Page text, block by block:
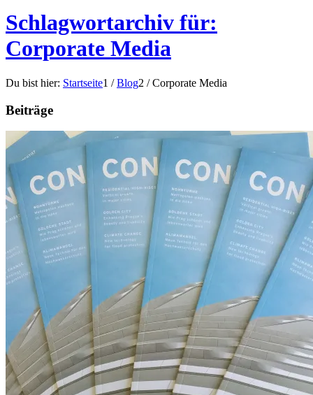
Schlagwortarchiv für:
Corporate Media
Du bist hier: Startseite1 / Blog2 / Corporate Media
Beiträge